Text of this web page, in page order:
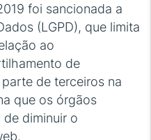
foi sancionada a
(LGPD), que limita
ao
de
de terceiros na
que os órgãos
diminuir o